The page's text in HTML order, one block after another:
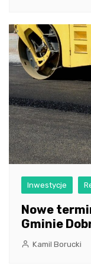
Inwestycje
Nowe
Gminie
Kamil Borucki